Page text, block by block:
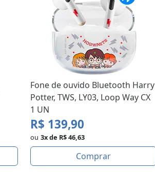
Fone de ouvido Bluetooth Harry
Potter, TWS, LY03, Loop Way CX
1 UN
R$ 139,90
ou 3x de R$ 46,63
Comprar